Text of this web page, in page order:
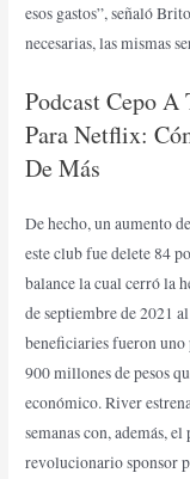
esos gastos”, señaló
necesarias, las mismas
Podcast Cepo A
Para Netflix:
De Más
De hecho, un aumento
este club fue delete 84
balance la cual cerró la
de septiembre de 2021
beneficiaries fueron uno
900 millones de pesos
económico. River
semanas con, además,
revolucionario sponsor